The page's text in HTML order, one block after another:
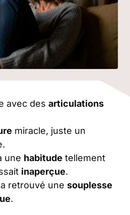
avec des articulations
miracle, juste un
une habitude tellement
inaperçue.
retrouvé une souplesse
.